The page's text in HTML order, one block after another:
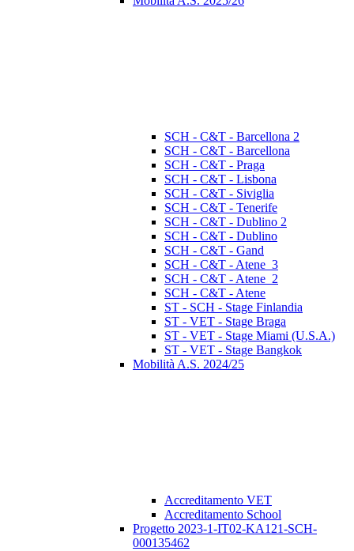
SCH - C&T - Barcellona 2
SCH - C&T - Barcellona
SCH - C&T - Praga
SCH - C&T - Lisbona
SCH - C&T - Siviglia
SCH - C&T - Tenerife
SCH - C&T - Dublino 2
SCH - C&T - Dublino
SCH - C&T - Gand
SCH - C&T - Atene_3
SCH - C&T - Atene_2
SCH - C&T - Atene
ST - SCH - Stage Finlandia
ST - VET - Stage Braga
ST - VET - Stage Miami (U.S.A.)
ST - VET - Stage Bangkok
Mobilità A.S. 2024/25
Accreditamento VET
Accreditamento School
Progetto 2023-1-IT02-KA121-SCH-
000135462